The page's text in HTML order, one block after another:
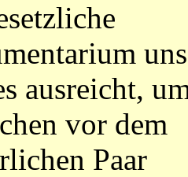
ausreicht,
vor dem
Paar